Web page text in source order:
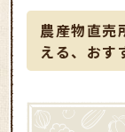
農産物直
える、おす